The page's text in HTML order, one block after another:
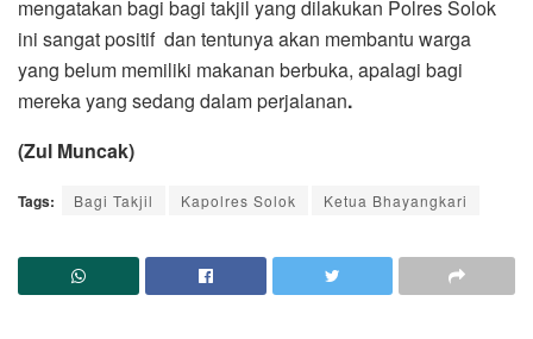
mengatakan bagi bagi takjil yang dilakukan Polres Solok
ini sangat positif dan tentunya akan membantu warga
yang belum memiliki makanan berbuka, apalagi bagi
mereka yang sedang dalam perjalanan.
(Zul Muncak)
Tags: Bagi Takjil Kapolres Solok Ketua Bhayangkari